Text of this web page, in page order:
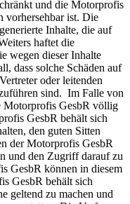
und die Motorprofis
vorhersehbar ist. Die
Inhalte, die auf
haftet die
wegen dieser Inhalte
dass solche Schäden auf
oder leitenden
sind. Im Falle von
Motorprofis GesbR völlig
GesbR behält sich
den guten Sitten
der Motorprofis GesbR
und den Zugriff darauf zu
GesbR können in diesem
GesbR behält sich
geltend zu machen und